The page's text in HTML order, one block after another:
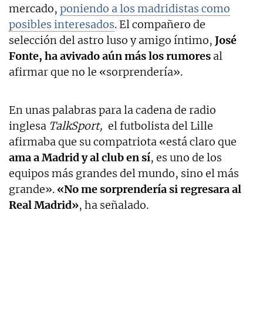
mercado, poniendo a los madridistas como
posibles interesados. El compañero de
selección del astro luso y amigo íntimo, José
Fonte, ha avivado aún más los rumores al
afirmar que no le «sorprendería».
En unas palabras para la cadena de radio
inglesa TalkSport, el futbolista del Lille
afirmaba que su compatriota «está claro que
ama a Madrid y al club en sí, es uno de los
equipos más grandes del mundo, sino el más
grande». «No me sorprendería si regresara al
Real Madrid», ha señalado.